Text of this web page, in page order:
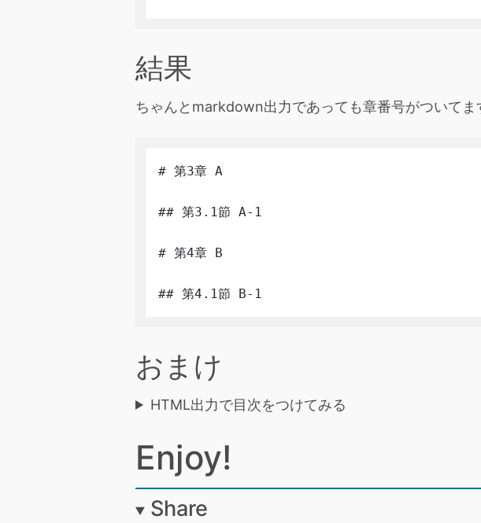
結果
ちゃんとmarkdown出力であっても章番号がついてま
# 第3章 A
## 第3.1節 A-1
# 第4章 B
## 第4.1節 B-1
おまけ
HTML出力で目次をつけてみる
Enjoy!
Share